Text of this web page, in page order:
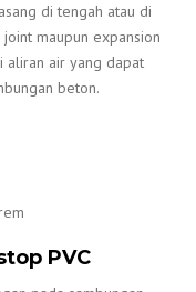
di tengah atau di
maupun expansion
aliran air yang dapat
beton.
PVC